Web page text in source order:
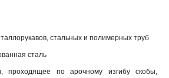
стальных и полимерных труб
сталь
проходящее по арочному изгибу скобы,